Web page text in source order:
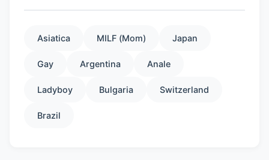
Asiatica MILF (Mom) Japan
Gay Argentina Anale
Ladyboy Bulgaria Switzerland
Brazil